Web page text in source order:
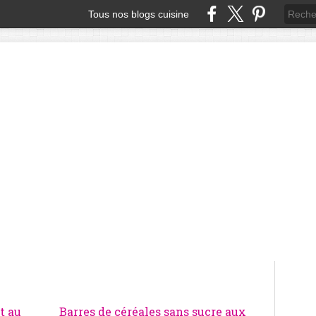
Tous nos blogs cuisine
au Barres de céréales sans sucre aux